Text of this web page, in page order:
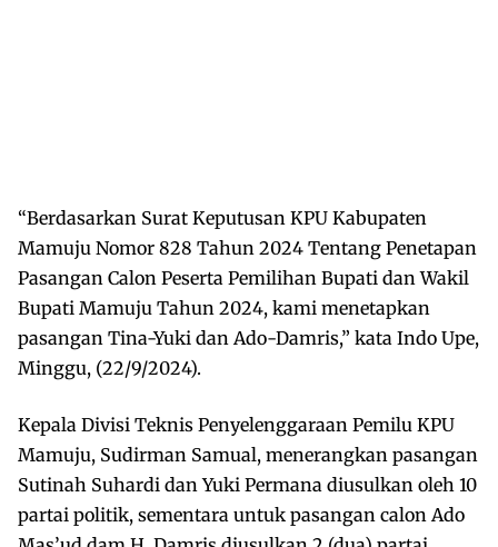
“Berdasarkan Surat Keputusan KPU Kabupaten
Mamuju Nomor 828 Tahun 2024 Tentang Penetapan
Pasangan Calon Peserta Pemilihan Bupati dan Wakil
Bupati Mamuju Tahun 2024, kami menetapkan
pasangan Tina-Yuki dan Ado-Damris,” kata Indo Upe,
Minggu, (22/9/2024).
Kepala Divisi Teknis Penyelenggaraan Pemilu KPU
Mamuju, Sudirman Samual, menerangkan pasangan
Sutinah Suhardi dan Yuki Permana diusulkan oleh 10
partai politik, sementara untuk pasangan calon Ado